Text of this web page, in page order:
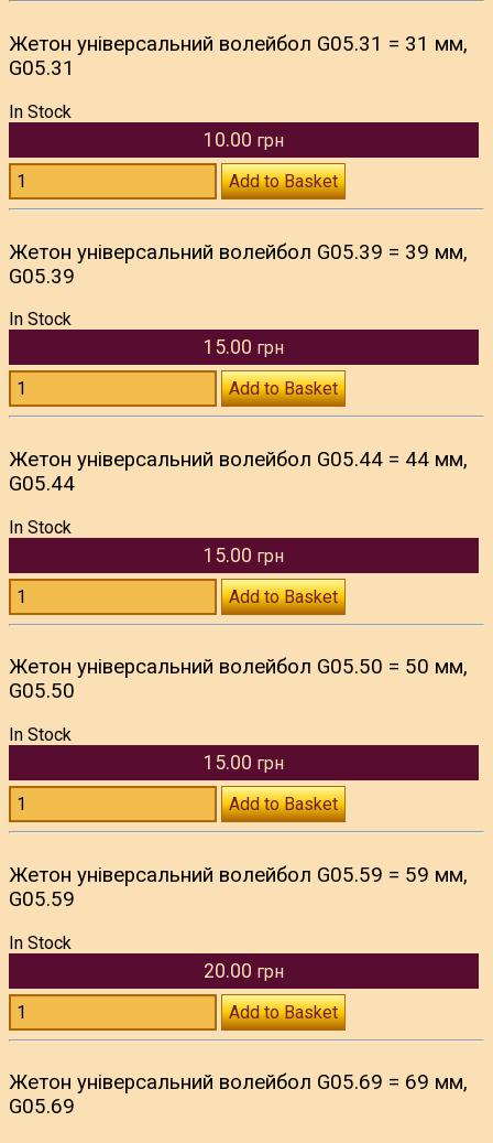
Жетон універсальний волейбол G05.31 = 31 мм,
G05.31
In Stock
10.00 грн
Add to Basket
Жетон універсальний волейбол G05.39 = 39 мм,
G05.39
In Stock
15.00 грн
Add to Basket
Жетон універсальний волейбол G05.44 = 44 мм,
G05.44
In Stock
15.00 грн
Add to Basket
Жетон універсальний волейбол G05.50 = 50 мм,
G05.50
In Stock
15.00 грн
Add to Basket
Жетон універсальний волейбол G05.59 = 59 мм,
G05.59
In Stock
20.00 грн
Add to Basket
Жетон універсальний волейбол G05.69 = 69 мм,
G05.69